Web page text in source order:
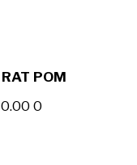
RAT POM
0.00 0